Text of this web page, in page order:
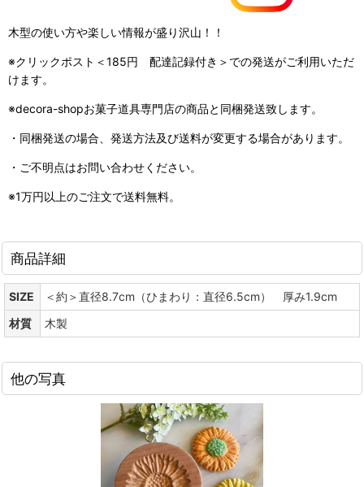
木型の使い方や楽しい情報が盛り沢山！！
※クリックポスト＜185円 配達記録付き＞での発送がご利用いただ
けます。
※decora-shopお菓子道具専門店の商品と同梱発送致します。
・同梱発送の場合、発送方法及び送料が変更する場合があります。
・ご不明点はお問い合わせください。
※1万円以上のご注文で送料無料。
商品詳細
SIZE
＜約＞直径8.7cm（ひまわり：直径6.5cm） 厚み1.9cm
材質
木製
他の写真